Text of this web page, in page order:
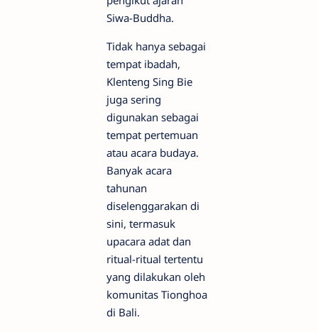
Siwa-Buddha.
Tidak hanya sebagai
tempat ibadah,
Klenteng Sing Bie
juga sering
digunakan sebagai
tempat pertemuan
atau acara budaya.
Banyak acara
tahunan
diselenggarakan di
sini, termasuk
upacara adat dan
ritual-ritual tertentu
yang dilakukan oleh
komunitas Tionghoa
di Bali.